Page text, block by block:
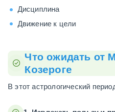
Дисциплина
Движение к цели
Что ожидать от
Козероге
В этот астрологический